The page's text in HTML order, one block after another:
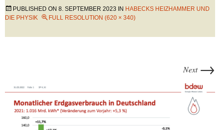
PUBLISHED ON 8. SEPTEMBER 2023 IN HABECKS HEIZHAMMER UND
DIE PHYSIK
FULL RESOLUTION (620 × 340)
Next →